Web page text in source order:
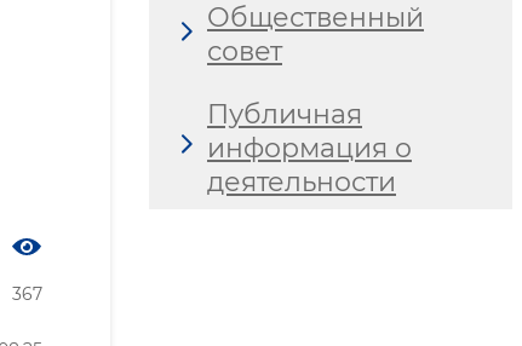
367
Общественный
совет
Публичная
информация о
деятельности